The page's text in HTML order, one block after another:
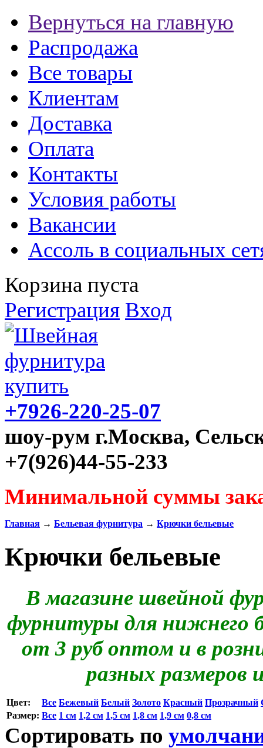
Вернуться на главную
Распродажа
Все товары
Клиентам
Доставка
Оплата
Контакты
Условия работы
Вакансии
Ассоль в социальных
Корзина пуста
Регистрация Вход
+7926-220-25-07
шоу-рум г.Москва,
+7(926)44-55-233
Минимальной суммы
Главная → Бельевая фурнитура → Крючки бельевые
Крючки бельевые
В магазине швейной
фурнитуры для нижнего
от 3 руб оптом и в
разных размеров
Цвет: Все Бежевый Белый Золото Красный Прозрачный
Размер: Все 1 см 1,2 см 1,5 см 1,8 см 1,9 см 0,8 см
Сортировать по